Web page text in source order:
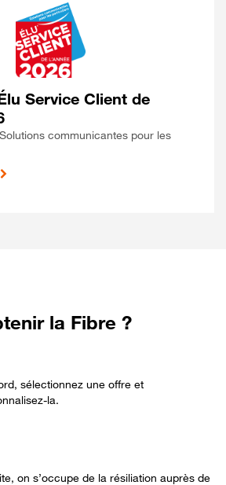
Service Client de
communicantes pour les
la Fibre ?
sélectionnez une offre et
la.
on s’occupe de la résiliation auprès de